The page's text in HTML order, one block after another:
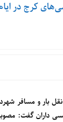
کرج در
بار و مسافر
داران گفت: